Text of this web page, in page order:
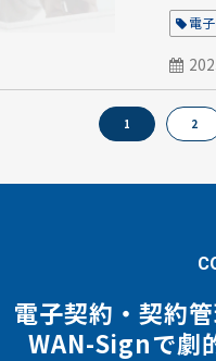
電
1 2
電子契約・契約
WAN-Signで劇